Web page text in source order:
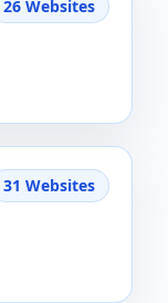
26 Websites
31 Websites